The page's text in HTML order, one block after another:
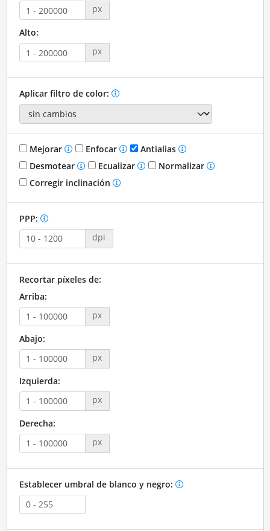
px
Alto:
px
Aplicar filtro de color:
Mejorar Enfocar
Antialias
Desmotear
Ecualizar
Normalizar
Corregir inclinación
PPP:
dpi
Recortar píxeles de:
Arriba:
px
Abajo:
px
Izquierda:
px
Derecha:
px
Establecer umbral de blanco y negro: